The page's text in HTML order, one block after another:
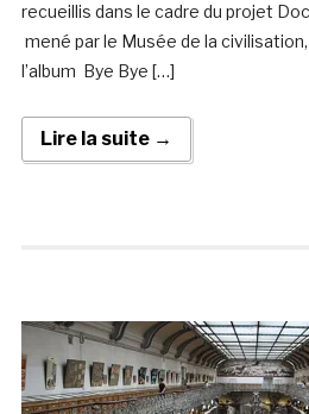
recueillis dans le cadre du projet
mené par le Musée de la
l’album Bye Bye […]
Lire la suite →